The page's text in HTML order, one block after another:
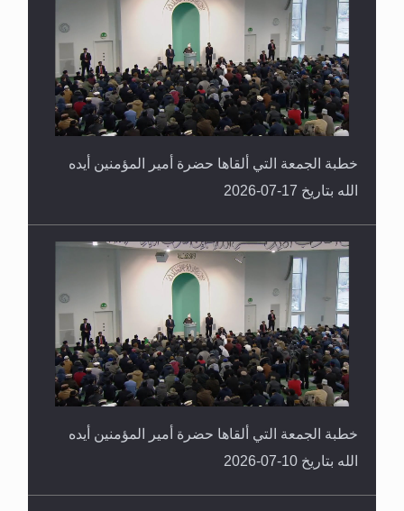
خطبة الجمعة التي ألقاها حضرة أمير المؤمنين أيده
الله بتاريخ 17-07-2026
خطبة الجمعة التي ألقاها حضرة أمير المؤمنين أيده
الله بتاريخ 10-07-2026